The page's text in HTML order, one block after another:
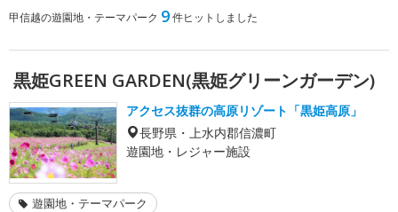
甲信越の遊園地・テーマパーク 9件ヒットしました
黒姫GREEN GARDEN(黒姫グリーンガーデン)
アクセス抜群の高原リゾート「黒姫高原」
長野県・上水内郡信濃町
遊園地・レジャー施設
遊園地・テーマパーク